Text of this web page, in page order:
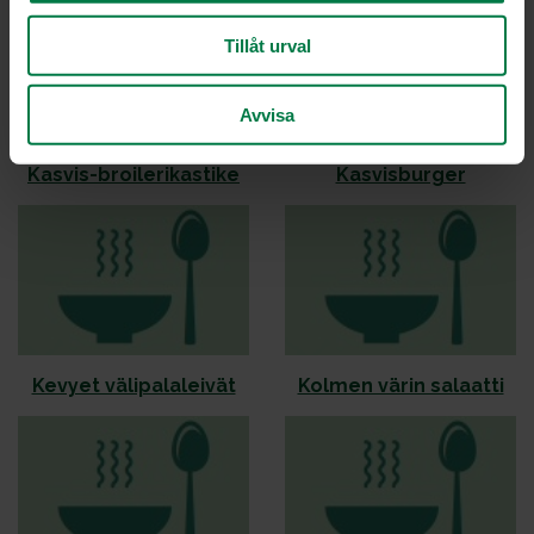
Tillåt urval
Avvisa
Kas­vis-broi­le­ri­kas­ti­ke Kas­vis­bur­ger
Ke­vyet vä­li­pa­la­lei­vät Kol­men vä­rin sa­laat­ti